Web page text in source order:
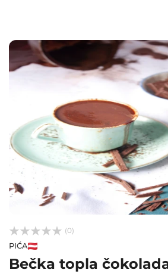


 (0)
PIĆA
Bečka topla